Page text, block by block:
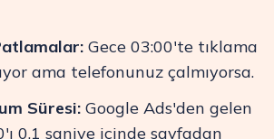
Gece 03:00'te tıklama
ama telefonunuz çalmıyorsa.
Süresi: Google Ads'den gelen
0.1 saniye içinde sayfadan